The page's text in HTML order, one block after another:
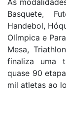
Basquete,
Handebol,
Olímpica e
Mesa,
finaliza uma
quase 90
mil atletas ao